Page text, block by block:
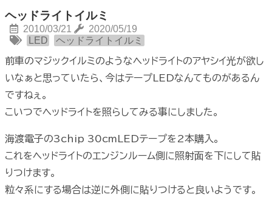
ヘッドライトイルミ
2010/03/21
2020/05/19
LED
ヘッドライトイルミ
前車のマジックイルミのようなヘッドライトのアヤシイ光が欲し
いなぁと思っていたら、今はテープLEDなんてものがあるん
ですねぇ。
こいつでヘッドライトを照らしてみる事にしました。
海渡電子の3chip 30cmLEDテープを2本購入。
これをヘッドライトのエンジンルーム側に照射面を下にして貼
りつけます。
粒々系にする場合は逆に外側に貼りつけると良いようです。